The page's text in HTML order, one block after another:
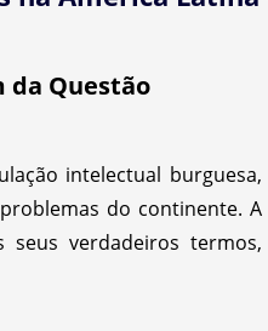
da Questão
intelectual burguesa,
do continente. A
verdadeiros termos,